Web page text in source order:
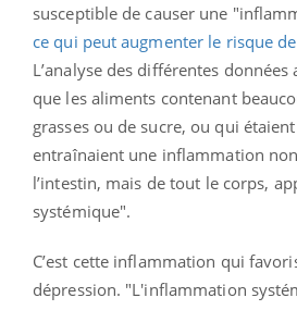
susceptible de causer une
ce qui peut augmenter le risque
L’analyse des différentes
que les aliments contenant
grasses ou de sucre, ou qui
entraînaient une inflammation
l’intestin, mais de tout le corps,
systémique".
C’est cette inflammation qui
dépression. "L'inflammation